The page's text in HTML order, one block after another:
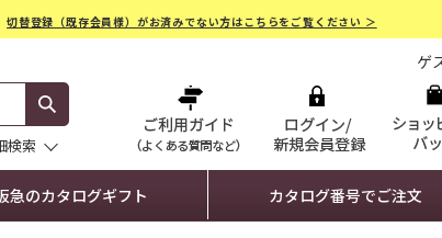
切替登録（既存会員様）がお済みでない方はこちらをご覧ください ＞
検索
ゲ
急のカタログギフト カタログ番号でご注文